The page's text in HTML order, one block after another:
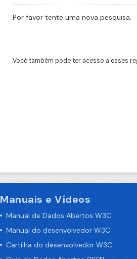
Por favor tente uma nova pesquisa.
Você também pode ter acesso a esses
Manuais e Vídeos
Manual de Dados Abertos W3C
Manual do desenvolvedor W3C
Cartilha do desenvolvedor W3C